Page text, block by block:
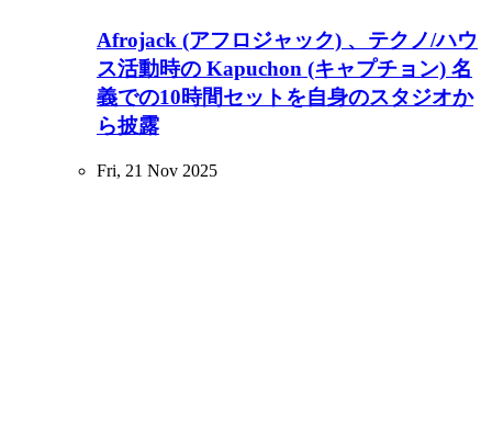
Afrojack (アフロジャック) 、テクノ/ハウ
ス活動時の Kapuchon (キャプチョン) 名
義での10時間セットを自身のスタジオか
ら披露
Fri, 21 Nov 2025